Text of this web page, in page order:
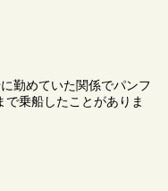
勤めていた関係でパンフ
乗船したことがありま